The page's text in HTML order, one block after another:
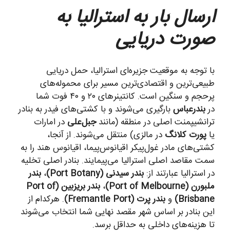
ارسال بار به استرالیا به
صورت دریایی
با توجه به موقعیت جزیره‌ای استرالیا، حمل دریایی
طبیعی‌ترین و اقتصادی‌ترین مسیر برای محموله‌های
پرحجم و سنگین است. کانتینرهای ۲۰ و ۴۰ فوت شما
دربندرعباسبارگیری می‌شوند و با کشتی‌های فیدر به بنادر
ترانشیپمنت اصلی در منطقه (مانندجبل‌علی در امارات
یا پورت کلانگ در مالزی) منتقل می‌شوند. از آنجا،
کشتی‌های مادر غول‌پیکر اقیانوس‌پیما، اقیانوس هند را به
سمت مقاصد اصلی استرالیا می‌پیمایند. بنادر اصلی تخلیه
در استرالیا عبارتند از: بندر سیدنی (Port Botany) ، بندر
ملبورن (Port of Melbourne)
،
بندر بریزبین (Port of
Brisbane) وبندر پرت (Fremantle Port)
. هرکدام از
این بنادر بر اساس شهر مقصد نهایی شما انتخاب می‌شوند
تا هزینه‌های داخلی به حداقل برسد.